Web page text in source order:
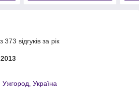
відгуків за рік
Ужгород, Україна